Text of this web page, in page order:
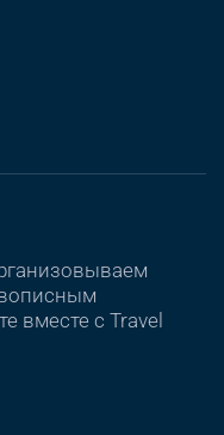
вместе с Travel